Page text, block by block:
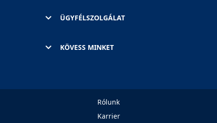
ÜGYFÉLSZOLGÁLAT
KÖVESS MINKET
Rólunk
Karrier